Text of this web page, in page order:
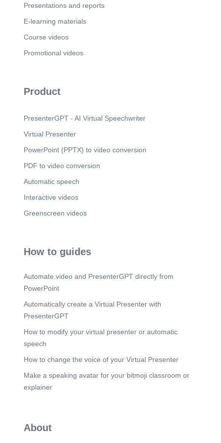
[Audio] Ma couleur préférée est le bleu. Et toi ? 15.
Scene 16 (1m 49s)
[Audio] Merci d'avoir vu mes couleurs ! À bientôt !
Presentations and reports
E-learning materials
Course videos
Promotional videos
Product
PresenterGPT - AI Virtual Speechwriter
Virtual Presenter
PowerPoint (PPTX) to video conversion
PDF to video conversion
Automatic speech
Interactive videos
Greenscreen videos
How to guides
Automate.video and PresenterGPT directly from
PowerPoint
Automatically create a Virtual Presenter with
PresenterGPT
How to modify your virtual presenter or automatic
speech
How to change the voice of your Virtual Presenter
Make a speaking avatar for your bitmoji classroom or
explainer
About